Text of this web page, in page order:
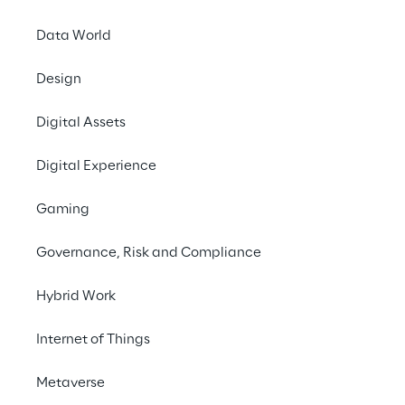
Data World
Design
Digital Assets
Digital Experience
Gaming
Governance, Risk and Compliance
Hybrid Work
Internet of Things
Metaverse
KI-Lösungen
Klinische und
. Das
Es gibt Hinweise auf
Verwertung der